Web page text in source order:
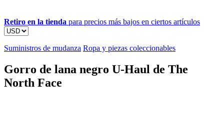
Retiro en la tienda para precios más bajos en ciertos artículos
Suministros de mudanza Ropa y piezas coleccionables
Gorro de lana negro U-Haul de The
North Face